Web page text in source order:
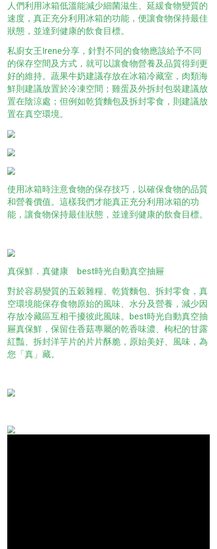
人們利用冰箱低溫能減少細菌滋生、延緩食物變質的
速度，真正充分利用冰箱的功能，便讓食物保持最佳
狀態，並達到健康的飲食目標。
私廚女王Irene分享，針對不同的食物應該給予不同
的保存空間及方式，就可以讓食物營養及品質得到更
好的維持。蔬果牛奶建議存放在冰箱冷藏室，肉類海
鮮則建議放置於冷凍空間；雞蛋及外拆封包裝建議放
置在陰涼處；但例如乾貨麵包及拆封零食，則建議放
置在真空環境。
使用冰箱時注意食物的保存技巧，以確保食物的品質
和營養價值。這樣我們才能真正充分利用冰箱的功
能，讓食物保持最佳狀態，並達到健康的飲食目標。
真保鮮．真健康 best時光自動真空抽屜
對於容易變質的五穀雜糧、乾貨麵包、拆封零食，真
空環境能保存食物原始的風味、水分及營養，減少因
存放冷藏區互相干擾彼此風味。best時光自動真空抽
屜真保鮮，保留住香菇專屬的乾香味濃、枸杞的甘露
紅豔、拆封洋芋片的片片酥脆，原始美好、風味，為
您「真」藏。